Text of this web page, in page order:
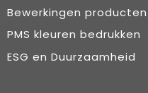
Bewerkingen producten
PMS kleuren bedrukken
ESG en Duurzaamheid